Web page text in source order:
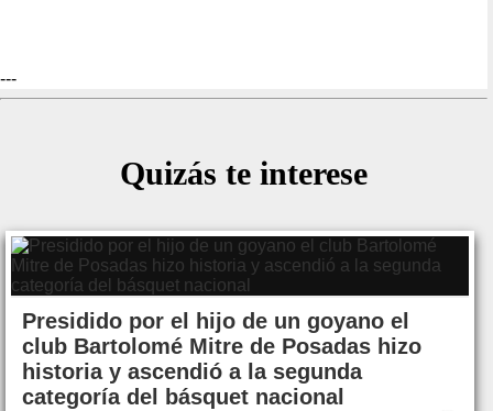
---
Quizás te interese
Presidido por el hijo de un goyano el
club Bartolomé Mitre de Posadas hizo
historia y ascendió a la segunda
categoría del básquet nacional